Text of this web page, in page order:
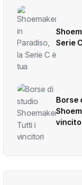
Serie
Borse